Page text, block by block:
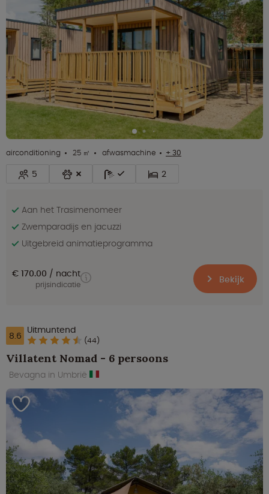
airconditioning 25 ㎡ afwasmachine + 30
5 2
Aan het Trasimenomeer
Zwemparadijs en jacuzzi
Uitgebreid animatieprogramma
€ 170.00 nacht
prijsindicatie Bekijk
8.6 Uitmuntend
(44)
Villatent Nomad - 6 persoons
Bevagna in Umbrië